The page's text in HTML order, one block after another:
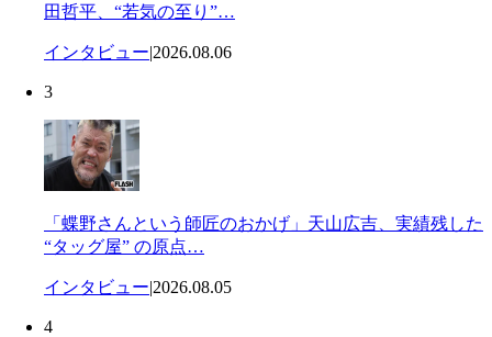
田哲平、“若気の至り”…
インタビュー|2026.08.06
3
「蝶野さんという師匠のおかげ」天山広吉、実績残した
“タッグ屋” の原点…
インタビュー|2026.08.05
4